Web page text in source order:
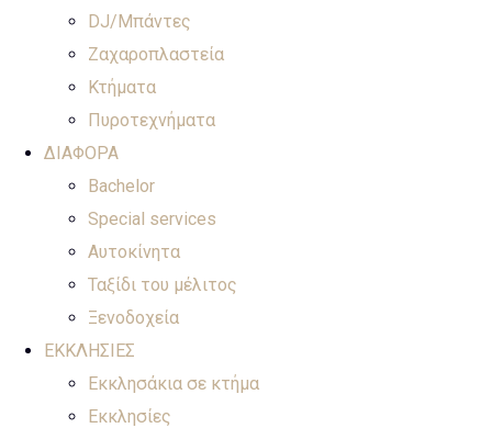
DJ/Μπάντες
Ζαχαροπλαστεία
Κτήματα
Πυροτεχνήματα
ΔΙΑΦΟΡΑ
Bachelor
Special services
Αυτοκίνητα
Ταξίδι του μέλιτος
Ξενοδοχεία
ΕΚΚΛΗΣΙΕΣ
Εκκλησάκια σε κτήμα
Εκκλησίες